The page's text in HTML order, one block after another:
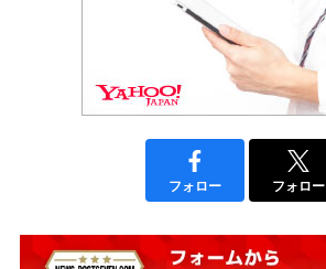
フォロー フォロー